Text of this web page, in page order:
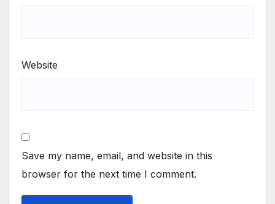
Website
Save my name, email, and website in this
browser for the next time I comment.